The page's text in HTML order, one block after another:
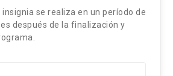
se realiza en un período de
después de la finalización y